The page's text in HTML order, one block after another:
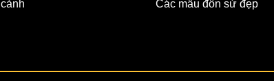
cảnh
Các mẫu đôn sứ đẹp